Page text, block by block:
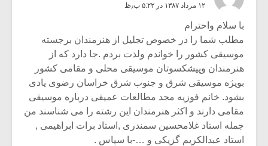
۱۲ مرداد ۱۳۸۷ در ۵:۲۲ ب٫ظ
با سلام واحترام
مطلب شما را در خصوص تجلیل از هنرمندان برجسته
موسیقی کشور را خواندم ولذت بردم .جا دارد که از
هنرمندان وپیشکسوتان موسیقی محلی و مقامی کشور
بویژه موسیقی شرق و جنوب شرق خراسان رضوی یادی
بشود. خانم فوزیه مجد مطالعات عمیقی درباره موسیقی
مقامی دارند و اکثر هنرمندان این رشته را می شناسند من
جمله استاد غلامحسین سمندری ,استاد برات ابراهیمی ,
استاد عبدالکریم گزیکی و …-با سپاس .